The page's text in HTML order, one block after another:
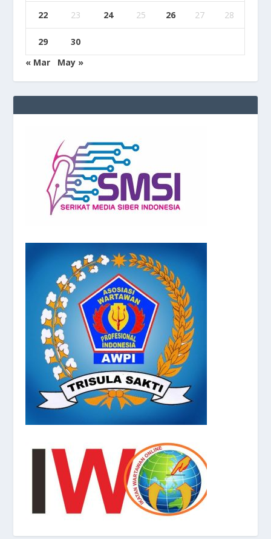
22 23 24 25 26 27 28
29
30
« Mar
May »